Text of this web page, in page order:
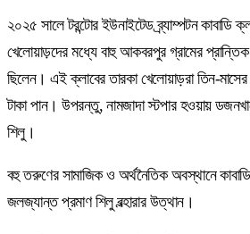
২০২৫ সালে টরন্টোর ইউনাইটেড ব্র্যাম্পটন কাবাডি
খেলোয়াড়দের মধ্যে বাহু আকবরপুর গ্রামের
ছিলেন। এই ক্লাবের তারকা খেলোয়াড়রা তিন-
টাকা পান। উপরন্তু, নামজাদা স্টপার হওয়ায়
শিলু।
বহু তরুণের সামাজিক ও অর্থনৈতিক অবস্থানে
জলজ্যান্ত প্রমাণ শিলু বল্হারার উত্থান।